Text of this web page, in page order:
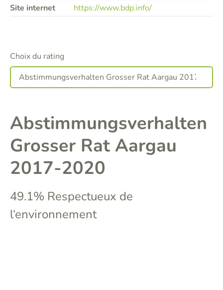
Site internet
https://www.bdp.info/
Choix du rating
Abstimmungsverhalten
Grosser Rat Aargau
2017-2020
49.1% Respectueux de
l‘environnement